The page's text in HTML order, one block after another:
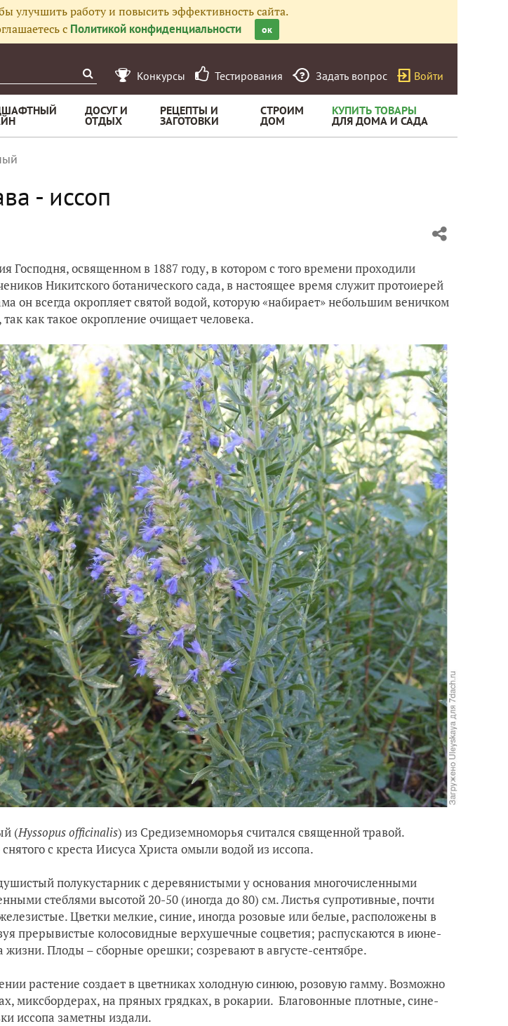
улучшить работу и повысить эффективность сайта.
с Политикой конфиденциальности ок
Конкурсы Тестирования Задать вопрос Войти
ДОСУГ И
ОТДЫХ
РЕЦЕПТЫ И
ЗАГОТОВКИ
СТРОИМ
ДОМ
КУПИТЬ ТОВАРЫ
ДЛЯ ДОМА И САДА
- иссоп
освященном в 1887 году, в котором с того времени проходили
Никитского ботанического сада, в настоящее время служит протоиерей
он всегда окропляет святой водой, которую «набирает» небольшим веничком
как такое окропление очищает человека.
(Hyssopusofficinalis) из Средиземноморья считался священной травой.
с креста Иисуса Христа омыли водой из иссопа.
полукустарник с деревянистыми у основания многочисленными
стеблями высотой 20-50 (иногда до 80) см. Листья супротивные, почти
Цветки мелкие, синие, иногда розовые или белые, расположены в
прерывистые колосовидные верхушечные соцветия; распускаются в июне-
жизни. Плоды – сборные орешки; созревают в августе-сентябре.
растение создает в цветниках холодную синюю, розовую гамму. Возможно
миксбордерах, на пряных грядках, в рокарии. Благовонные плотные, сине-
иссопа заметны издали.